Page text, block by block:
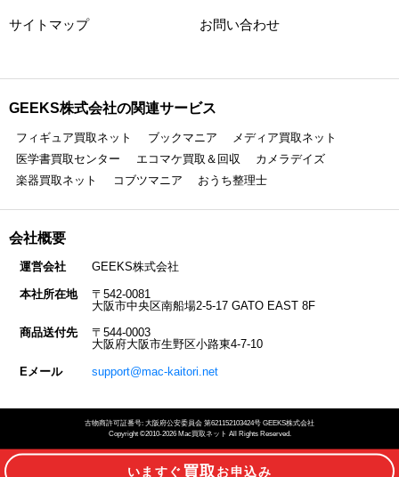
サイトマップ お問い合わせ
GEEKS株式会社の関連サービス
フィギュア買取ネット ブックマニア
メディア買取ネット
医学書買取センター
エコマケ買取＆回収
カメラデイズ
楽器買取ネット
コブツマニア おうち整理士
会社概要
運営会社 GEEKS株式会社
本社所在地
〒542-0081
大阪市中央区南船場2-5-17 GATO EAST 8F
商品送付先
〒544-0003
大阪府大阪市生野区小路東4-7-10
Eメール support@mac-kaitori.net
古物商許可証番号: 大阪府公安委員会 第621152103424号 GEEKS株式会社
Copyright ©2010-2026 Mac買取ネット All Rights Reserved.
いますぐ 買取お申込み